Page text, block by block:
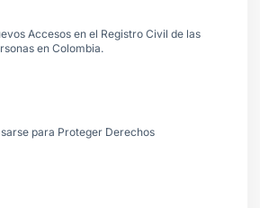
Accesos en el Registro Civil de las
en Colombia.
para Proteger Derechos